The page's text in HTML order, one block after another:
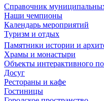
Справочник
Наши чемпионы
Календарь мероприятий
Туризм и отдых
Памятники истории и
Храмы и монастыри
Объекты интерактивного
Досуг
Рестораны и кафе
Гостиницы